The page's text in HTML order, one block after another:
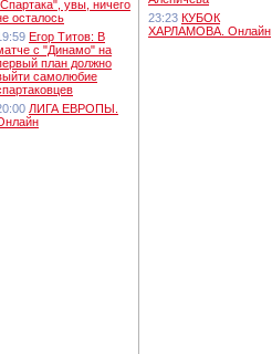
увы, ничего
осталось
Егор Титов: В
с "Динамо" на
план должно
самолюбие
ЛИГА ЕВРОПЫ.
23:23 КУБОК
ХАРЛАМОВА. Онлайн